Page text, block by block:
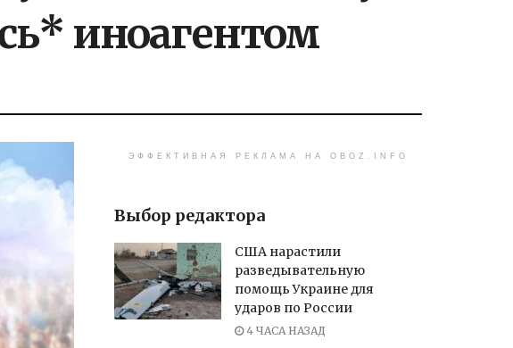
иноагентом
ЭФФЕКТИВНАЯ РЕКЛАМА НА OBOZ.INFO
Выбор редактора
США нарастили
разведывательную
помощь Украине для
ударов по России
4 ЧАСА НАЗАД